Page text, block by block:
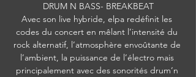
DRUM N BASS- BREAKBEAT
Avec son live hybride, elpa redéfinit les
codes du concert en mêlant l’intensité du
rock alternatif, l’atmosphère envoûtante de
l’ambient, la puissance de l’électro mais
principalement avec des sonorités drum’n